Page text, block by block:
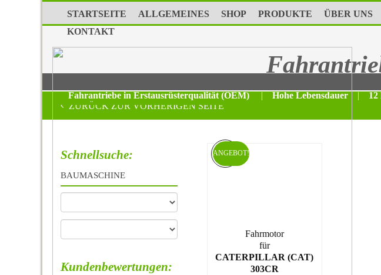
STARTSEITE ALLGEMEINES SHOP PRODUKTE
ÜBER UNS
KONTAKT
Fahrantriebe in Erstausrüsterqualität (OEM) | Hohe Lebensdauer | 12
ZURÜCK ZUR VORHERIGEN SEITE
Fahrmotor
für
CATERPILLAR (CAT)
303CR
ANGEBOT!
Schnellsuche:
BAUMASCHINE
Kundenbewertungen: